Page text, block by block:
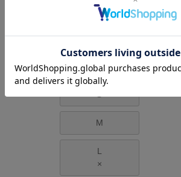
L
×
M
L
×